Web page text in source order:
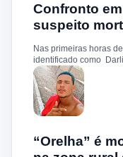
Confronto
suspeito
Nas primeiras horas
identificado como
confronto com a
de Santa Rita. De
cumprindo um
como um dos
ocorrida em 25 de
chocou a cidade.
abordagem e
“Orelha” é